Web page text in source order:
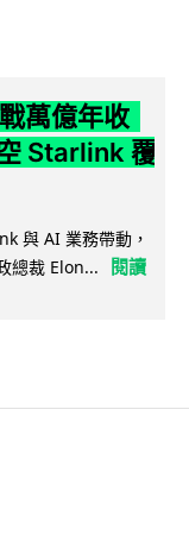
萬億年收
Starlink 覆
與 AI 業務帶動，
總裁 Elon...
閱讀